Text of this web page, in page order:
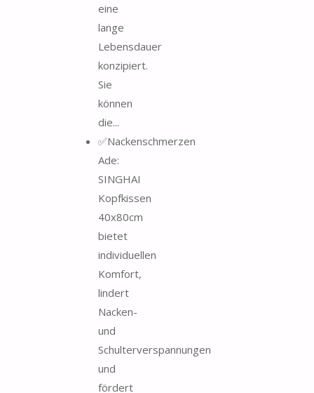
eine
lange
Lebensdauer
konzipiert.
Sie
können
die...
✅Nackenschmerzen
Ade:
SINGHAI
Kopfkissen
40x80cm
bietet
individuellen
Komfort,
lindert
Nacken-
und
Schulterverspannungen
und
fördert